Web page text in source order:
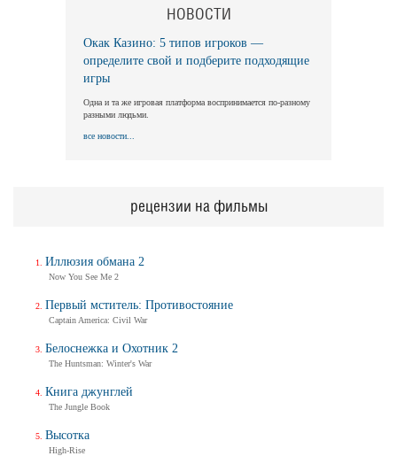
НОВОСТИ
Окак Казино: 5 типов игроков —
определите свой и подберите подходящие
игры
Одна и та же игровая платформа воспринимается по-разному
разными людьми.
все новости...
рецензии на фильмы
Иллюзия обмана 2
Now You See Me 2
Первый мститель: Противостояние
Captain America: Civil War
Белоснежка и Охотник 2
The Huntsman: Winter's War
Книга джунглей
The Jungle Book
Высотка
High-Rise